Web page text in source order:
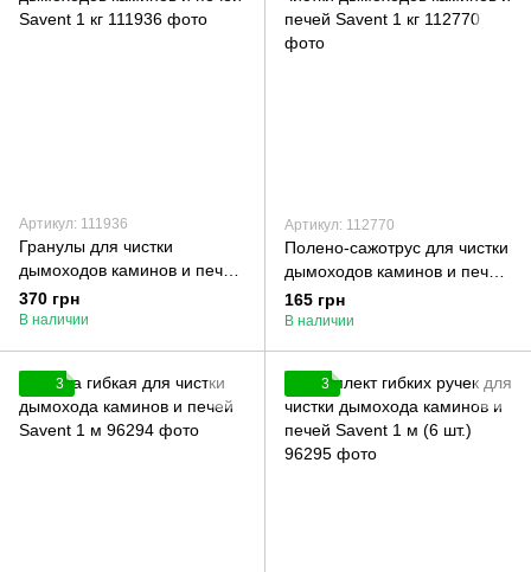
Артикул: 111936
Гранулы для чистки
дымоходов каминов и печей
Savent 1 кг
370 грн
В наличии
Артикул: 112770
Полено-сажотрус для чистки
дымоходов каминов и печей
Savent 1 кг
165 грн
В наличии
3 3